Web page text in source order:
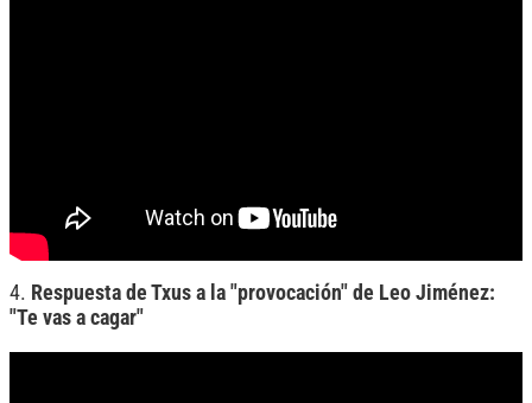
4. Respuesta de Txus a la "provocación" de Leo Jiménez:
"Te vas a cagar"